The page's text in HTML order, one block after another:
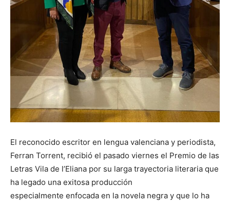
El reconocido escritor en lengua valenciana y periodista,
Ferran Torrent, recibió el pasado viernes el Premio de las
Letras Vila de l’Eliana por su larga trayectoria literaria que
ha legado una exitosa producción
especialmente enfocada en la novela negra y que lo ha